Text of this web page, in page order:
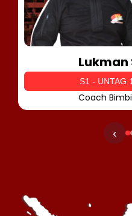
S1 - UNTAG
Coach
‹